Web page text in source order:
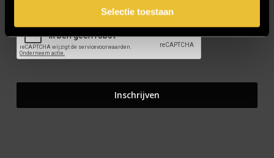
Selectie toestaan